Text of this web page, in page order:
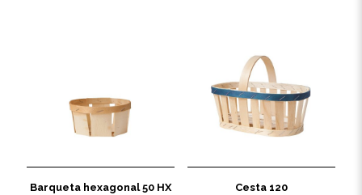
Barqueta hexagonal 50 HX Cesta 120